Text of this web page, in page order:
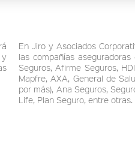
En Jiro y Asociados
las compañías aseguradoras
Seguros, Afirme Seguros,
Mapfre, AXA, General de
por más), Ana Seguros,
Life, Plan Seguro, entre otras.